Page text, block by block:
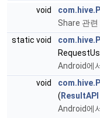
void
Share 관련
static void
Android에
void
(ResultAPI
Android에